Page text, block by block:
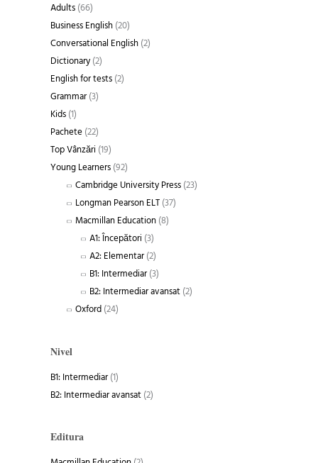
m
Adults (66)
Business English (20)
Conversational English (2)
Dictionary (2)
English for tests (2)
Grammar (3)
Kids (1)
Pachete (22)
Top Vânzări (19)
Young Learners (92)
Cambridge University Press (23)
Longman Pearson ELT (37)
Macmillan Education (8)
A1: Începători (3)
A2: Elementar (2)
B1: Intermediar (3)
B2: Intermediar avansat (2)
Oxford (24)
Nivel
B1: Intermediar (1)
B2: Intermediar avansat (2)
Editura